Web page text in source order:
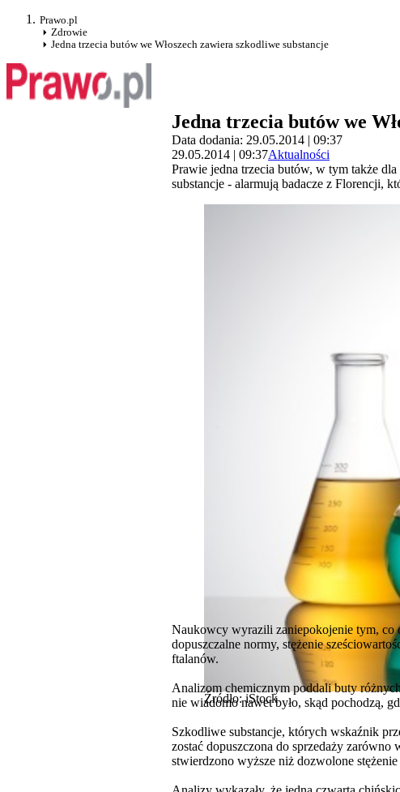
Prawo.pl
Zdrowie
Jedna trzecia butów we Włoszech zawiera szkodliwe substancje
Jedna trzecia butów we
Data dodania: 29.05.2014 | 09:37
29.05.2014 | 09:37Aktualności
Prawie jedna trzecia butów, w tym także
substancje - alarmują badacze z Florencji,
Źródło: iStock
Naukowcy wyrazili zaniepokojenie tym, co
dopuszczalne normy, stężenie
ftalanów.
Analizom chemicznym poddali buty
nie wiadomo nawet było, skąd pochodzą,
Szkodliwe substancje, których wskaźnik
zostać dopuszczona do sprzedaży
stwierdzono wyższe niż dozwolone